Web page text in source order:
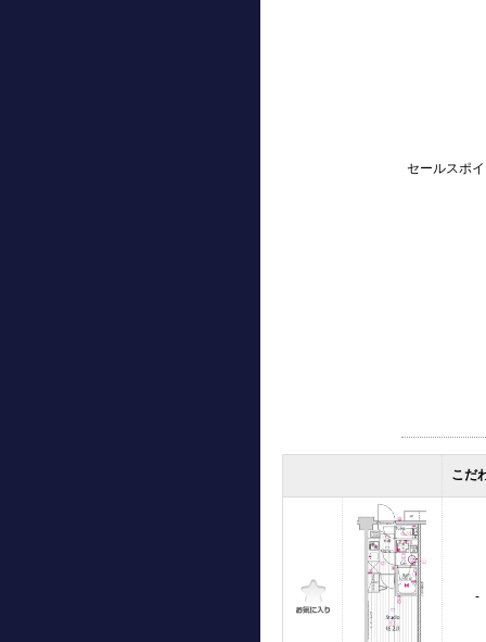
セールスポ
こだ
-